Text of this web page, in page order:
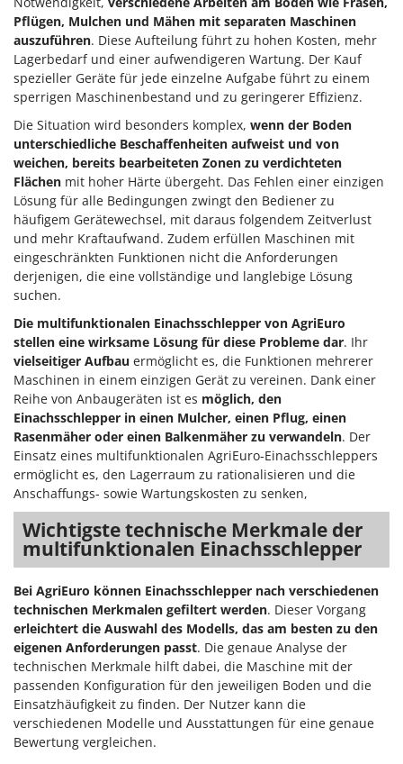
Pflügen, Mulchen und Mähen mit separaten Maschinen
auszuführen. Diese Aufteilung führt zu hohen Kosten, mehr
Lagerbedarf und einer aufwendigeren Wartung. Der Kauf
spezieller Geräte für jede einzelne Aufgabe führt zu einem
sperrigen Maschinenbestand und zu geringerer Effizienz.
Die Situation wird besonders komplex, wenn der Boden
unterschiedliche Beschaffenheiten aufweist und von
weichen, bereits bearbeiteten Zonen zu verdichteten
Flächen mit hoher Härte übergeht. Das Fehlen einer einzigen
Lösung für alle Bedingungen zwingt den Bediener zu
häufigem Gerätewechsel, mit daraus folgendem Zeitverlust
und mehr Kraftaufwand. Zudem erfüllen Maschinen mit
eingeschränkten Funktionen nicht die Anforderungen
derjenigen, die eine vollständige und langlebige Lösung
suchen.
Die multifunktionalen Einachsschlepper von AgriEuro
stellen eine wirksame Lösung für diese Probleme dar. Ihr
vielseitiger Aufbau ermöglicht es, die Funktionen mehrerer
Maschinen in einem einzigen Gerät zu vereinen. Dank einer
Reihe von Anbaugeräten ist es möglich, den
Einachsschlepper in einen Mulcher, einen Pflug, einen
Rasenmäher oder einen Balkenmäher zu verwandeln. Der
Einsatz eines multifunktionalen AgriEuro-Einachsschleppers
ermöglicht es, den Lagerraum zu rationalisieren und die
Anschaffungs- sowie Wartungskosten zu senken,
Wichtigste technische Merkmale der
multifunktionalen Einachsschlepper
Bei AgriEuro können Einachsschlepper nach verschiedenen
technischen Merkmalen gefiltert werden. Dieser Vorgang
erleichtert die Auswahl des Modells, das am besten zu den
eigenen Anforderungen passt. Die genaue Analyse der
technischen Merkmale hilft dabei, die Maschine mit der
passenden Konfiguration für den jeweiligen Boden und die
Einsatzhäufigkeit zu finden. Der Nutzer kann die
verschiedenen Modelle und Ausstattungen für eine genaue
Bewertung vergleichen.